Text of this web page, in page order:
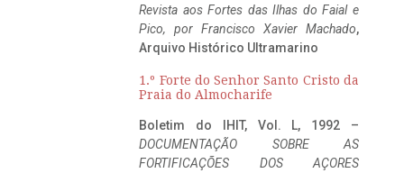
Revista aos Fortes das Ilhas do Faial e
Pico, por Francisco Xavier Machado,
Arquivo Histórico Ultramarino
1.º Forte do Senhor Santo Cristo da
Praia do Almocharife
Boletim do IHIT, Vol. L, 1992 –
DOCUMENTAÇÃO SOBRE AS
FORTIFICAÇÕES DOS AÇORES